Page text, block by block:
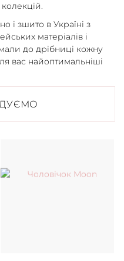
і зшито в Україні з
матеріалів і
до дрібниці кожну
вас найоптимальніші